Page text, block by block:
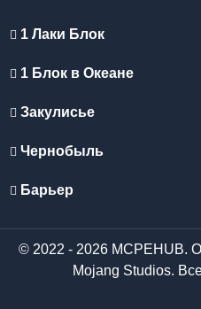
1 Лаки Блок
1 Блок в Океане
Закулисье
Чернобыль
Барьер
© 2022 - 2026 MCPEHUB.
Mojang Studios.